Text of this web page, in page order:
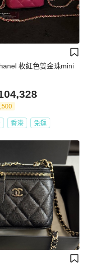
枚紅色雙金珠mini
香港 免運